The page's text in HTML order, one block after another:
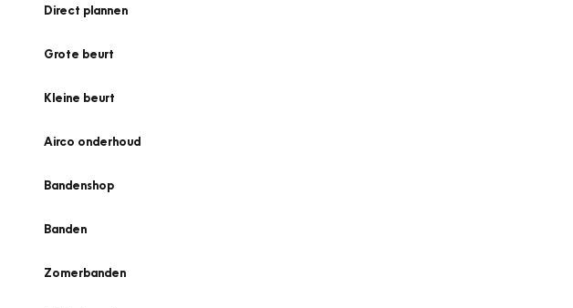
Direct plannen
Grote beurt
Kleine beurt
Airco onderhoud
Bandenshop
Banden
Zomerbanden